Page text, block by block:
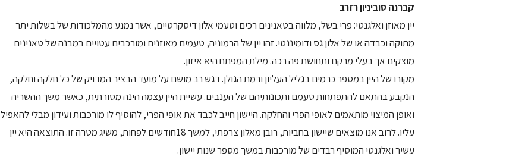
קברנה סוביניון רזרב
יין מאוזן ואלגנטי: פרי בשל, מלווה בטאנינים רכים וטעמי אלון דיסקרטיים, אשר נמנע מהמלכודות של בשלות יתר
מתוקה וכבדה או של אלון גס ודומיננטי. זהו יין של הרמוניה, טעמים מאוזנים ומורכבים עטויים במבנה של טאנינים
מוצקים אך בעלי מרקם ותחושת פה רכה. מילת המפתח היא איזון.
מקורו של היין במספר כרמים בגליל העליון ורמת הגולן. דגש רב מושם על מועד הבציר המדויק של כל חלקה וחלקה,
הנקבע בהתאם להתפתחות טעמם ותכונותיהם של הענבים. עשיית היין עצמה הינה מסורתית, כאשר משך ההשריה
ואופן המיצוי מותאמים לאופי הפרי והחלקה. היישון חייב לכבד את אופי הפרי, להוסיף לו מורכבות ועידון מבלי להאפיל
עליו. לרוב אנו מוצאים שיישון בחביות, רובן מאלון צרפתי, למשך 18חודשים לפחות, משיג מטרה זו. התוצאה היא יין
עשיר ואלגנטי המוסיף רבדים של מורכבות במשך מספר שנות יישון.